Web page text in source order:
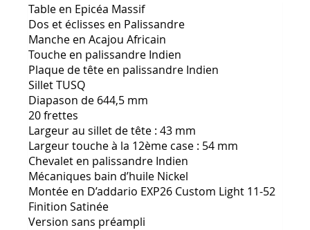
Table en Epicéa Massif
Dos et éclisses en Palissandre
Manche en Acajou Africain
Touche en palissandre Indien
Plaque de tête en palissandre Indien
Sillet TUSQ
Diapason de 644,5 mm
20 frettes
Largeur au sillet de tête : 43 mm
Largeur touche à la 12ème case : 54 mm
Chevalet en palissandre Indien
Mécaniques bain d’huile Nickel
Montée en D’addario EXP26 Custom Light 11-52
Finition Satinée
Version sans préampli